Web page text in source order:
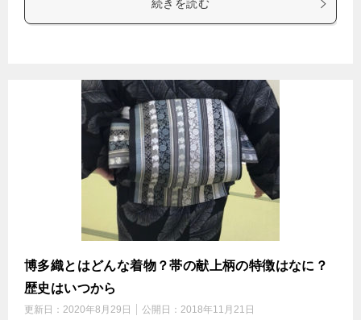
続きを読む
博多織とはどんな着物？帯の献上柄の特徴はなに？
歴史はいつから
更新日： 2020年8月29日 公開日： 2018年11月21日